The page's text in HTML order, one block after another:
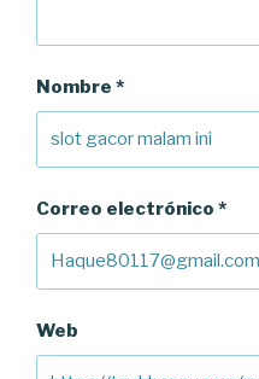
Nombre *
Correo electrónico *
Web